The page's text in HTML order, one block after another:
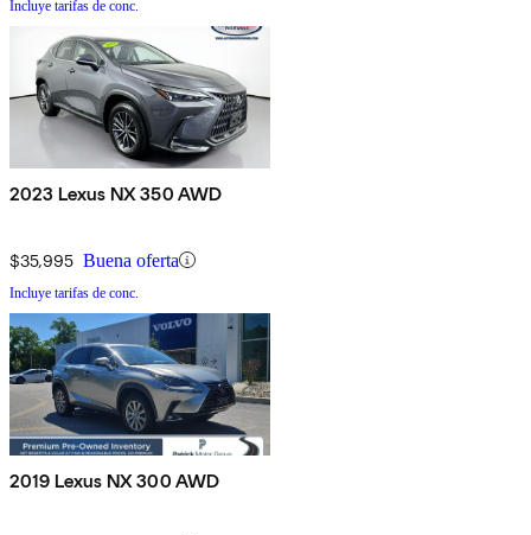
Incluye tarifas de conc.
2023 Lexus NX 350 AWD
$35,995 Buena oferta
Incluye tarifas de conc.
2019 Lexus NX 300 AWD